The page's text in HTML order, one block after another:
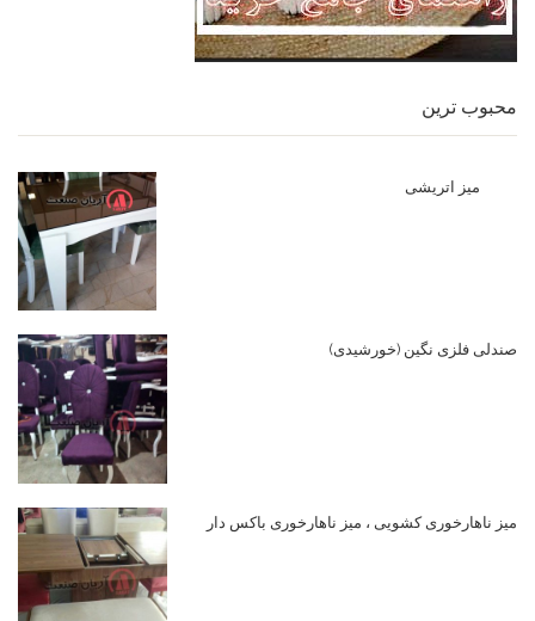
محبوب ترین
میز اتریشی
صندلی فلزی نگین (خورشیدی)
میز ناهارخوری کشویی ، میز ناهارخوری باکس دار